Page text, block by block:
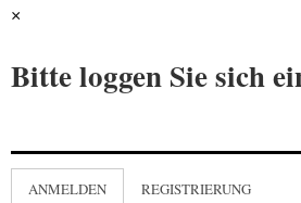
×
Bitte loggen Sie sich
ANMELDEN REGISTRIERUNG